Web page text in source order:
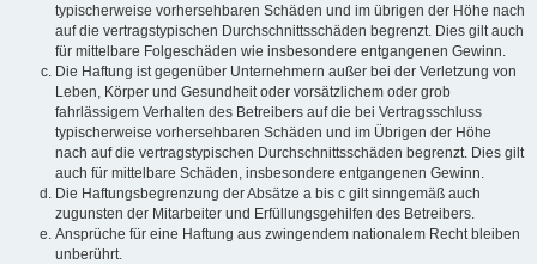
typischerweise vorhersehbaren Schäden und im übrigen der Höhe nach
auf die vertragstypischen Durchschnittsschäden begrenzt. Dies gilt auch
für mittelbare Folgeschäden wie insbesondere entgangenen Gewinn.
Die Haftung ist gegenüber Unternehmern außer bei der Verletzung von
Leben, Körper und Gesundheit oder vorsätzlichem oder grob
fahrlässigem Verhalten des Betreibers auf die bei Vertragsschluss
typischerweise vorhersehbaren Schäden und im Übrigen der Höhe
nach auf die vertragstypischen Durchschnittsschäden begrenzt. Dies gilt
auch für mittelbare Schäden, insbesondere entgangenen Gewinn.
Die Haftungsbegrenzung der Absätze a bis c gilt sinngemäß auch
zugunsten der Mitarbeiter und Erfüllungsgehilfen des Betreibers.
Ansprüche für eine Haftung aus zwingendem nationalem Recht bleiben
unberührt.